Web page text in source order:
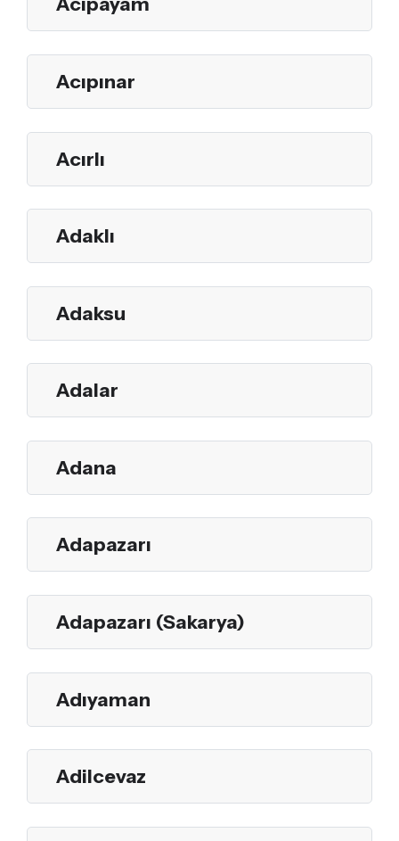
Acıpınar
Acırlı
Adaklı
Adaksu
Adalar
Adana
Adapazarı
Adapazarı (Sakarya)
Adıyaman
Adilcevaz